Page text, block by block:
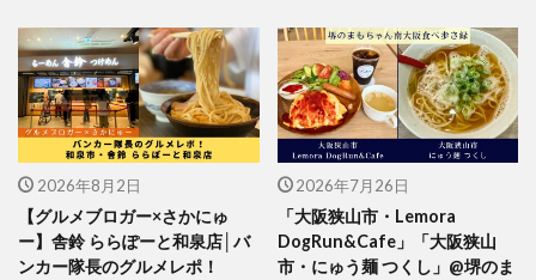
2026年8月2日
【グルメブロガー×さかにゅ
ー】舎鈴 ららぽーと和泉店│バ
ンカー隊長のグルメレポ！
2026年7月26日
「大阪狭山市・Lemora
DogRun&Cafe」「大阪狭山
市・にゅう麺 つくし」@堺のま